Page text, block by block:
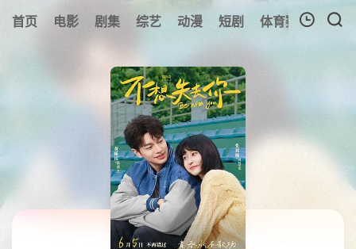
首页 电影 剧集 综艺 动漫 短剧 体育赛事 预告
暂无观看影片的记录